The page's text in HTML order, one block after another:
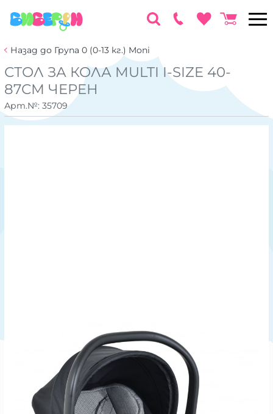
Назад до Група 0 (0-13 кг.) Moni
СТОЛ ЗА КОЛА MULTI I-SIZE 40-
87СМ ЧЕРЕН
Арт.№: 35709